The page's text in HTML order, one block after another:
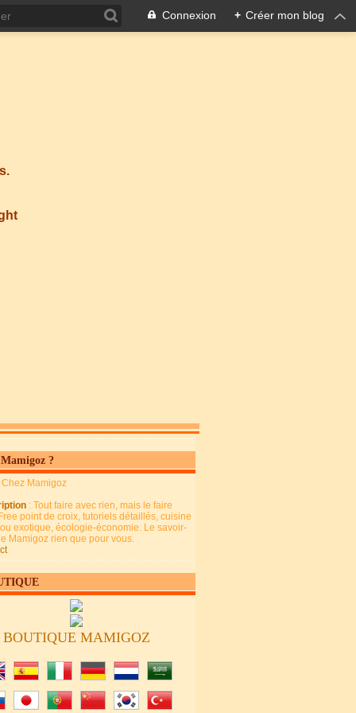
Connexion + Créer mon blog
?
Chez Mamigoz
: Tout faire avec rien, mais le faire
point de croix, tutoriels détaillés, cuisine
exotique, écologie-économie. Le savoir-
Mamigoz rien que pour vous.
BOUTIQUE MAMIGOZ